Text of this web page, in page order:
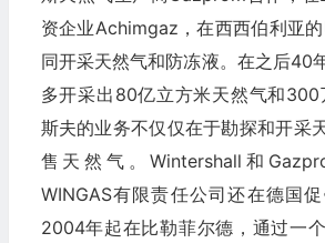
资企业Achimgaz，在西西伯利亚
同开采天然气和防冻液。在之后40
多开采出80亿立方米天然气和
斯夫的业务不仅仅在于勘探和开采
售天然气。Wintershall和
WINGAS有限责任公司还在德国
2004年起在比勒菲尔德，通过一